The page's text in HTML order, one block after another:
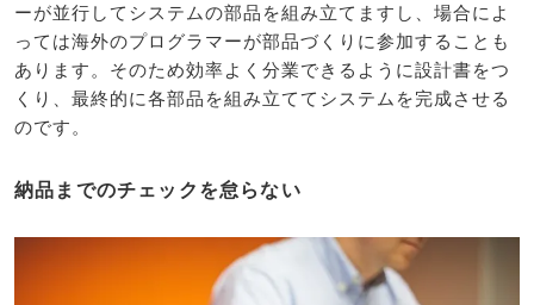
ーが並行してシステムの部品を組み立てますし、場合によ
っては海外のプログラマーが部品づくりに参加することも
あります。そのため効率よく分業できるように設計書をつ
くり、最終的に各部品を組み立ててシステムを完成させる
のです。
納品までのチェックを怠らない